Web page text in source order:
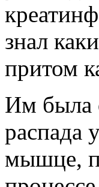
знал
притом
Им была
распада
мышце,